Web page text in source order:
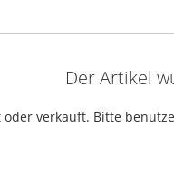
Der Artikel
verkauft. Bitte